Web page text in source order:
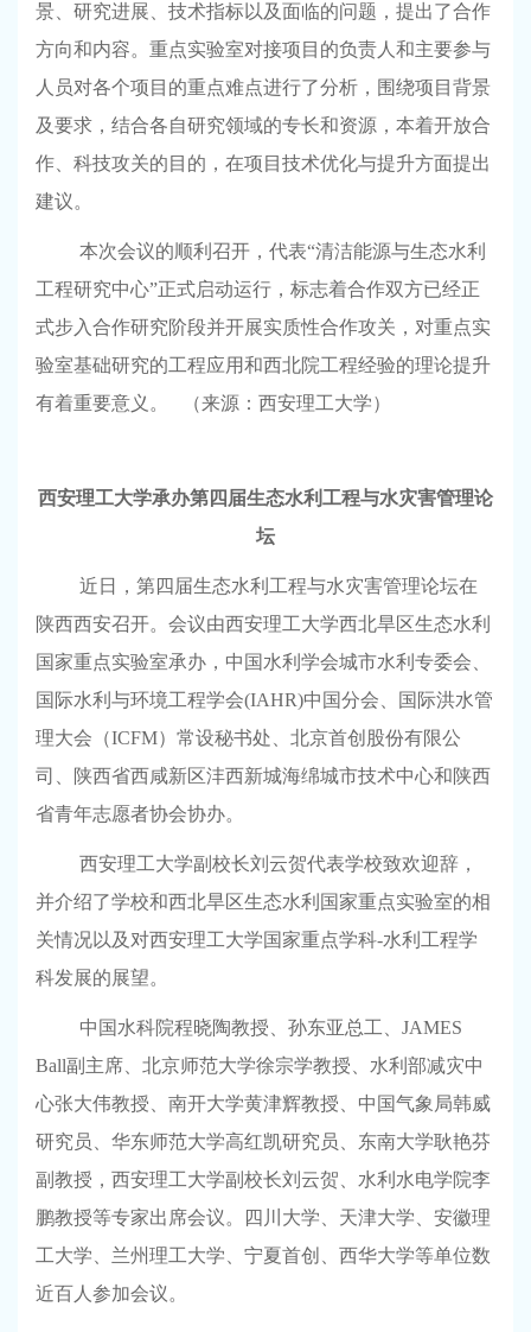
景、研究进展、技术指标以及面临的问题，提出了合作
方向和内容。重点实验室对接项目的负责人和主要参与
人员对各个项目的重点难点进行了分析，围绕项目背景
及要求，结合各自研究领域的专长和资源，本着开放合
作、科技攻关的目的，在项目技术优化与提升方面提出
建议。
本次会议的顺利召开，代表“清洁能源与生态水利
工程研究中心”正式启动运行，标志着合作双方已经正
式步入合作研究阶段并开展实质性合作攻关，对重点实
验室基础研究的工程应用和西北院工程经验的理论提升
有着重要意义。
（来源：西安理工大学）
西安理工大学承办第四届生态水利工程与水灾害管理论
坛
近日，第四届生态水利工程与水灾害管理论坛在
陕西西安召开。会议由西安理工大学西北旱区生态水利
国家重点实验室承办，中国水利学会城市水利专委会、
国际水利与环境工程学会(IAHR)中国分会、国际洪水管
理大会（ICFM）常设秘书处、北京首创股份有限公
司、陕西省西咸新区沣西新城海绵城市技术中心和陕西
省青年志愿者协会协办。
西安理工大学副校长刘云贺代表学校致欢迎辞，
并介绍了学校和西北旱区生态水利国家重点实验室的相
关情况以及对西安理工大学国家重点学科-水利工程学
科发展的展望。
中国水科院程晓陶教授、孙东亚总工、JAMES
Ball副主席、北京师范大学徐宗学教授、水利部减灾中
心张大伟教授、南开大学黄津辉教授、中国气象局韩威
研究员、华东师范大学高红凯研究员、东南大学耿艳芬
副教授，西安理工大学副校长刘云贺、水利水电学院李
鹏教授等专家出席会议。四川大学、天津大学、安徽理
工大学、兰州理工大学、宁夏首创、西华大学等单位数
近百人参加会议。